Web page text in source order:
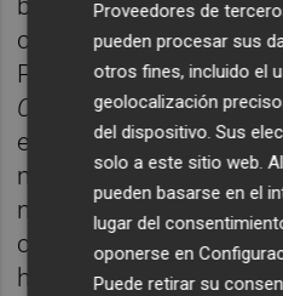
bien de todos, Barceló
cargo público alguno.
Porque Ximo Puig es
Comunitaty tiene la
esconder la cabeza en
mismo ha cavado. Y
nuestro
Pablo Iglesias
cotizaran en bolsa
históricos.
Proveedores de
pueden procesar sus
otros fines, incluido el
geolocalización
del dispositivo. Sus
solo a este sitio web.
pueden basarse en el
lugar del
oponerse en
Puede retirar su